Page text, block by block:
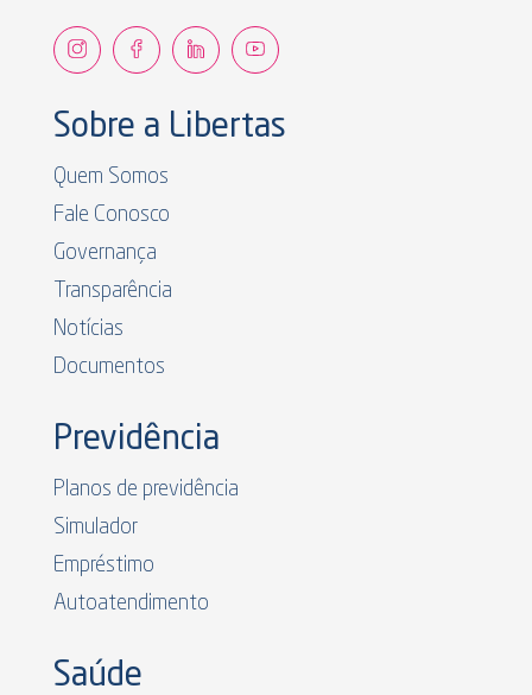
Sobre a Libertas
Quem Somos
Fale Conosco
Governança
Transparência
Notícias
Documentos
Previdência
Planos de previdência
Simulador
Empréstimo
Autoatendimento
Saúde